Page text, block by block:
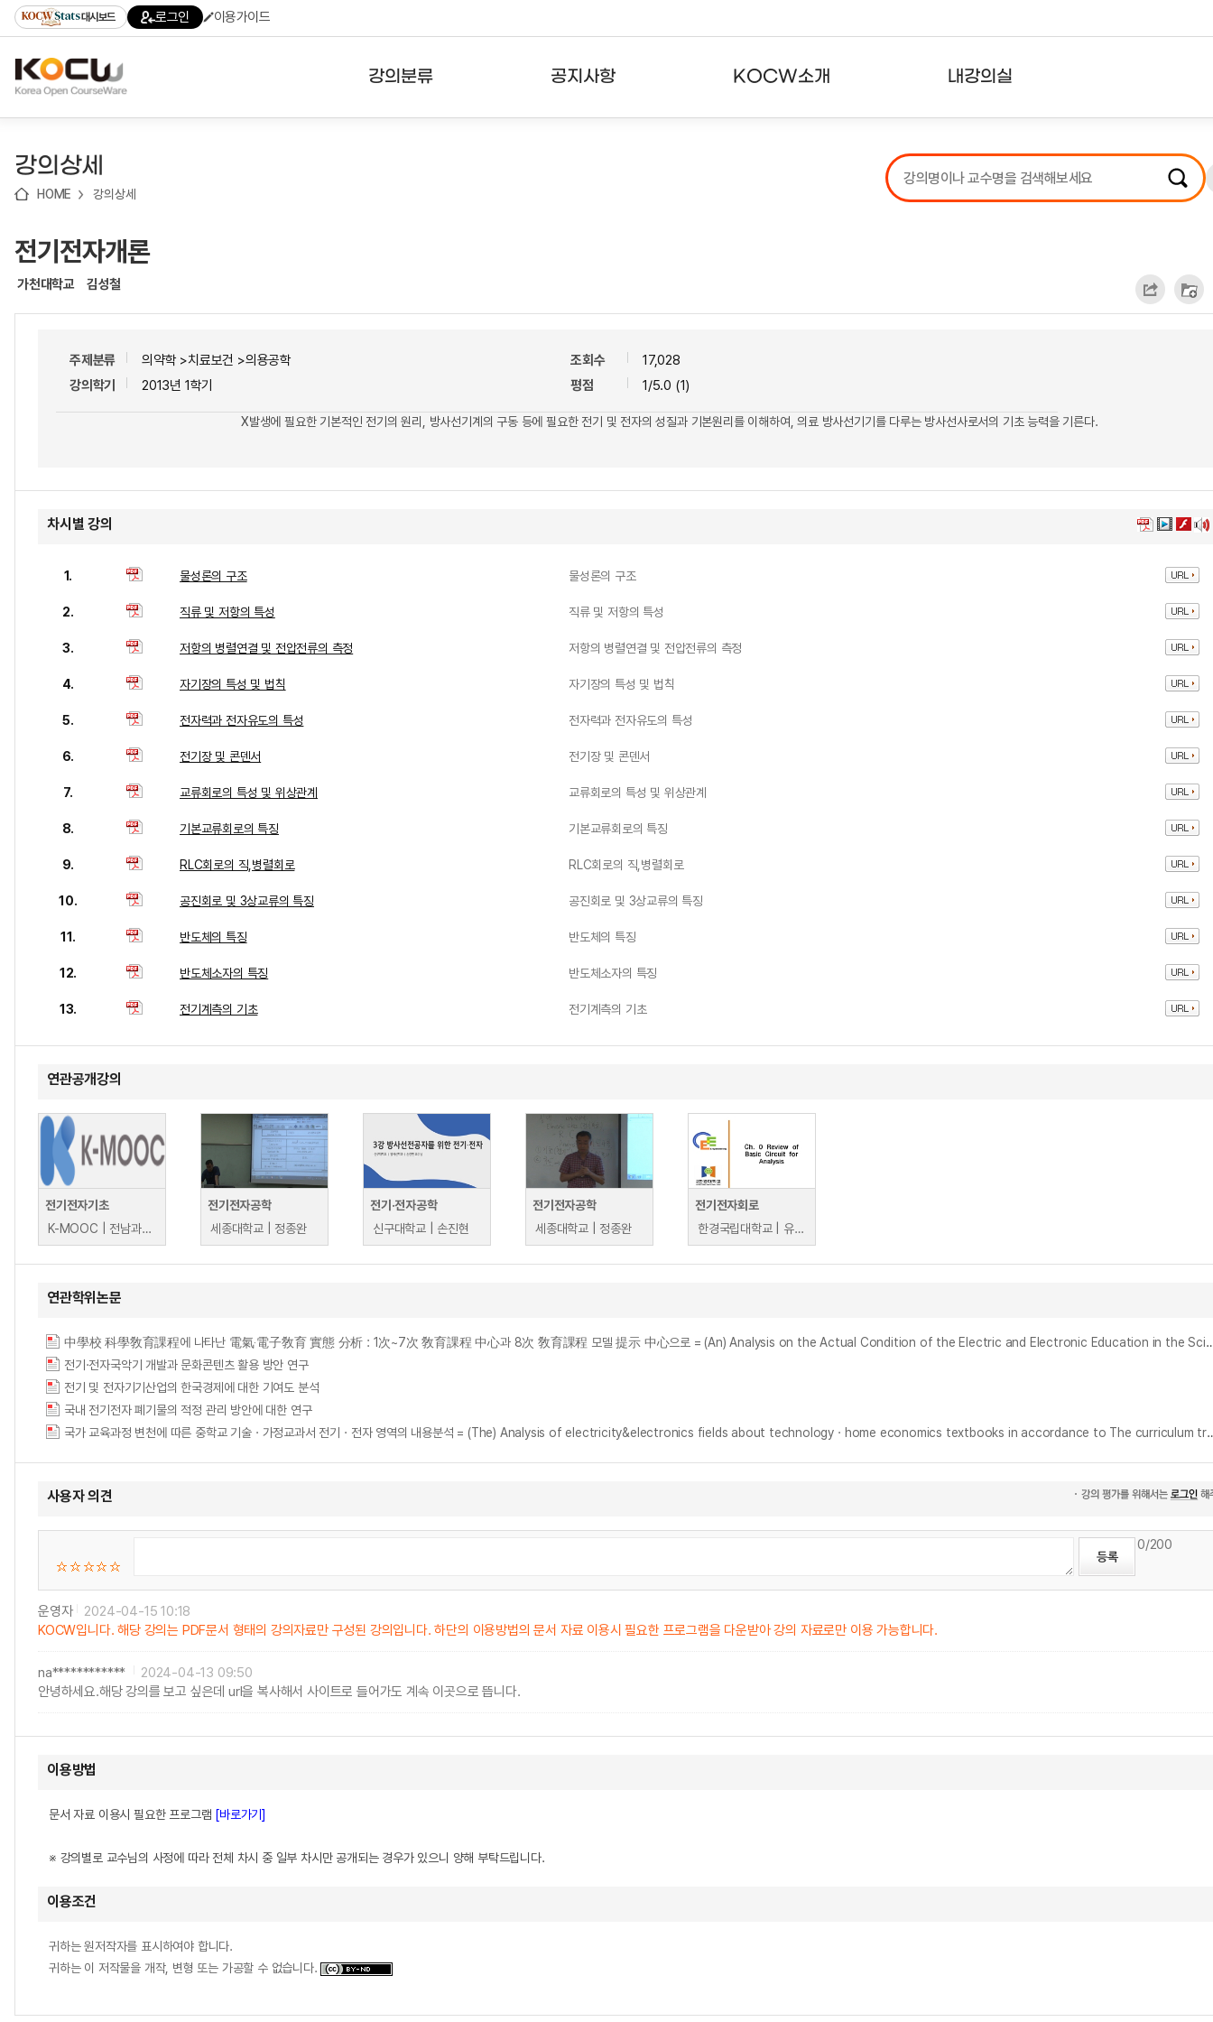
기
기
기
content)
가
대시보드 로그인 이용가이드
강의분류 공지사항 KOCW소개 내강의실
강의리스트
수강확인증강의
강의상세
HOME 강의상세
전기전자개론
가천대학교 김성철
주제분류
의약학 >치료보건 >의용공학
강의학기
2013년 1학기
조회수
17,028
평점
1/5.0 (1)
X발생에 필요한 기본적인 전기의 원리, 방사선기계의 구동 등에 필요한 전기 및 전자의 성질과 기본원리를 이해하여, 의료 방사선기기를 다루는 방사선사로서의 기초 능력을 기른다.
차시별 강의
1. 물성론의 구조 물성론의 구조
2. 직류 및 저항의 특성 직류 및 저항의 특성
3. 저항의 병렬연결 및 전압전류의 측정 저항의 병렬연결 및 전압전류의 측정
4. 자기장의 특성 및 법칙 자기장의 특성 및 법칙
5. 전자력과 전자유도의 특성 전자력과 전자유도의 특성
6. 전기장 및 콘덴서 전기장 및 콘덴서
7. 교류회로의 특성 및 위상관계 교류회로의 특성 및 위상관계
8. 기본교류회로의 특징 기본교류회로의 특징
9. RLC회로의 직,병렬회로 RLC회로의 직,병렬회로
10. 공진회로 및 3상교류의 특징 공진회로 및 3상교류의 특징
11. 반도체의 특징 반도체의 특징
12. 반도체소자의 특징 반도체소자의 특징
13. 전기계측의 기초 전기계측의 기초
연관공개강의
전기전자기초
K-MOOC | 전남과학대학교 유명한
전기전자공학
세종대학교 | 정종완
전기·전자공학
신구대학교 | 손진현
전기전자공학
세종대학교 | 정종완
전기전자회로
한경국립대학교 | 유윤섭
연관학위논문
中學校 科學敎育課程에 나타난 電氣‧電子敎育 實態 分析 : 1次~7次 敎育課程 中心과 8次 敎育課程 모델 提示 中心으로 = (An) Analysis on the Actual Condition of the
전기·전자국악기 개발과 문화콘텐츠 활용 방안 연구
전기 및 전자기기산업의 한국경제에 대한 기여도 분석
국내 전기전자 폐기물의 적정 관리 방안에 대한 연구
국가 교육과정 변천에 따른 중학교 기술ㆍ가정교과서 전기ㆍ전자 영역의 내용분
사용자 의견
0/200
운영자
2024-04-15 10:18
KOCW입니다. 해당 강의는 PDF문서 형태의 강의자료만 구성된 강의입니다. 하단의 이용방법의 문서 자료 이용시 필요한 프로그램을 다운받아 강의 자료로만 이용 가능합니다.
na************
2024-04-13 09:50
안녕하세요.해당 강의를 보고 싶은데 url을 복사해서 사이트로 들어가도 계속 이곳으로 뜹니다.
이용방법
문서 자료 이용시 필요한 프로그램 [바로가기]
※ 강의별로 교수님의 사정에 따라 전체 차시 중 일부 차시만 공개되는 경우가 있으니 양해 부탁드립니다.
이용조건
귀하는 원저작자를 표시하여야 합니다.
귀하는 이 저작물을 개작, 변형 또는 가공할 수 없습니다.